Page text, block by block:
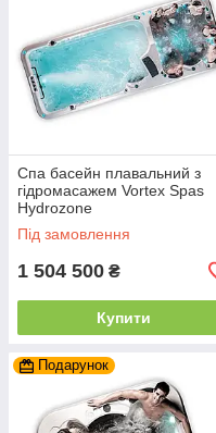
Спа басейн плавальний з
гідромасажем Vortex Spas
Hydrozone
Під замовлення
1 504 500 ₴
Купити
Подарунок